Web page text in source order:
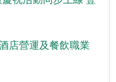
店營運及餐飲職業